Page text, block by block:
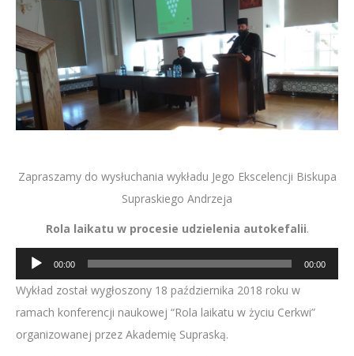
Zapraszamy do wysłuchania wykładu Jego Ekscelencji Biskupa
Supraskiego Andrzeja
Rola laikatu w procesie udzielenia autokefalii.
Odtwarzacz
plików
dźwiękowych
00:00 00:00
Wykład został wygłoszony 18 października 2018 roku w
ramach konferencji naukowej “Rola laikatu w życiu Cerkwi”
organizowanej przez Akademię Supraską.